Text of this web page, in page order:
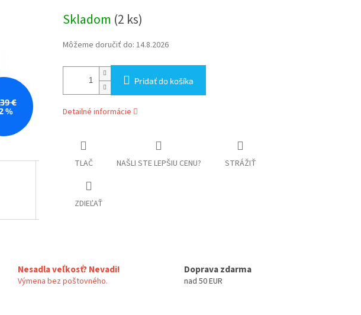
€
%
cena:
Skladom (2 ks)
Môžeme doručiť do: 14.8.2026
Pridať do košíka
Detailné informácie
TLAČ NAŠLI STE LEPŠIU CENU? STRÁŽIŤ
ZDIEĽAŤ
Nesadla veľkosť? Nevadi!
Výmena bez poštovného.
Doprava zdarma
nad 50 EUR